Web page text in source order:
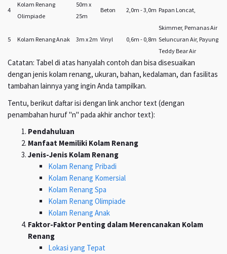
4
Kolam Renang
Olimpiade
50m x
25m
Beton 2,0m - 3,0m Papan Loncat,
Skimmer, Pemanas Air
5
Kolam Renang Anak 3m x 2m Vinyl 0,6m - 0,8m Seluncuran Air, Payung
Teddy Bear Air
Catatan: Tabel di atas hanyalah contoh dan bisa disesuaikan
dengan jenis kolam renang, ukuran, bahan, kedalaman, dan fasilitas
tambahan lainnya yang ingin Anda tampilkan.
Tentu, berikut daftar isi dengan link anchor text (dengan
penambahan huruf "n" pada akhir anchor text):
Pendahuluan
Manfaat Memiliki Kolam Renang
Jenis-Jenis Kolam Renang
Kolam Renang Pribadi
Kolam Renang Komersial
Kolam Renang Spa
Kolam Renang Olimpiade
Kolam Renang Anak
Faktor-Faktor Penting dalam Merencanakan Kolam
Renang
Lokasi yang Tepat